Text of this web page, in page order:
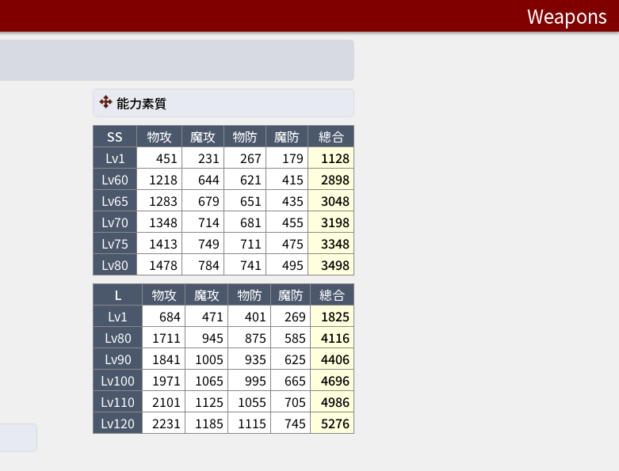
Weapons
能力素質
SS
物攻 魔攻 物防 魔防
總合
Lv1
451 231 267 179
1128
Lv60 1218 644 621 415
2898
Lv65 1283 679 651 435
3048
Lv70 1348 714 681 455
3198
Lv75 1413 749 711 475
3348
Lv80 1478 784 741 495
3498
L
物攻 魔攻 物防 魔防
總合
Lv1
684 471 401 269
1825
Lv80 1711 945 875 585
4116
Lv90 1841 1005 935 625
4406
Lv100 1971 1065 995 665
4696
Lv110 2101 1125 1055 705
4986
Lv120 2231 1185 1115 745 5276